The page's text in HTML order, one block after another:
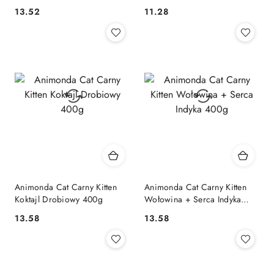
Cena:
13.52 Cena:
11.28
Animonda Cat Carny Kitten
Koktajl Drobiowy 400g
Cena:
13.58
Animonda Cat Carny Kitten
Wołowina + Serca Indyka
Cena:
13.58